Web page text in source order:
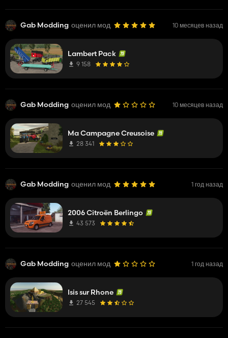
Gab Modding оценил мод 10 месяцев назад
Lambert Pack
9 158
Gab Modding оценил мод 10 месяцев назад
Ma Campagne Creusoise
28 341
Gab Modding оценил мод 1 год назад
2006 Citroën Berlingo
43 573
Gab Modding оценил мод 1 год назад
Isis sur Rhone
27 545